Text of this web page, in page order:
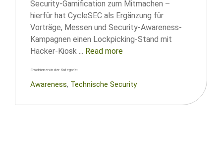
Security-Gamification zum Mitmachen –
hierfür hat CycleSEC als Ergänzung für
Vorträge, Messen und Security-Awareness-
Kampagnen einen Lockpicking-Stand mit
Hacker-Kiosk ... Read more
Erschienen in der Kategorie:
Awareness, Technische Security